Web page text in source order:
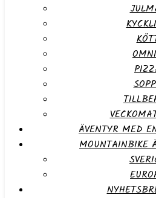
ÄVENTYR MED
MOUNTAINBIKE